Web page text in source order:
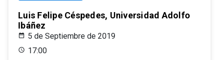
Luis Felipe Céspedes, Universidad Adolfo
Ibáñez
5 de Septiembre de 2019
17:00